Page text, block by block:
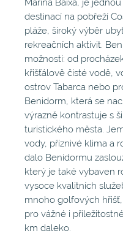
Marina Baixa, je
destinací na pobřeží
pláže, široký výběr
rekreačních aktivit.
možnosti: od
křišťálově čisté vodě,
ostrov Tabarca nebo
Benidorm, která se
výrazně kontrastuje s
turistického města.
vody, příznivé klima a
dalo Benidormu
který je také vybaven
vysoce kvalitních
mnoho golfových
pro vážné i
km daleko.